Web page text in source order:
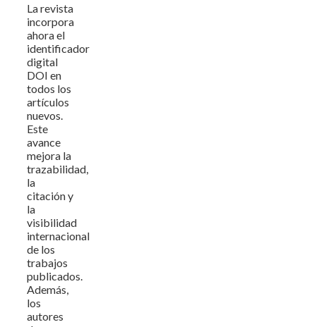
La revista
incorpora
ahora el
identificador
digital
DOI en
todos los
artículos
nuevos.
Este
avance
mejora la
trazabilidad,
la
citación y
la
visibilidad
internacional
de los
trabajos
publicados.
Además,
los
autores